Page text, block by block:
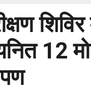
12